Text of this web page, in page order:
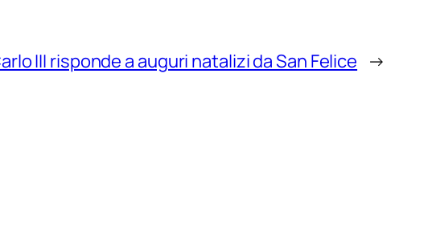
III risponde a auguri natalizi da San Felice →